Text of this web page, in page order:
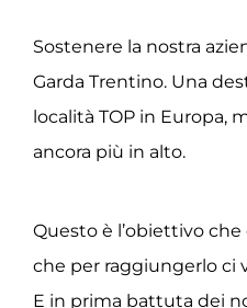
Sostenere la nostra
Garda Trentino. Una
località TOP in Europa,
ancora più in alto.
Questo è l’obiettivo
che per raggiungerlo ci
E in prima battuta dei